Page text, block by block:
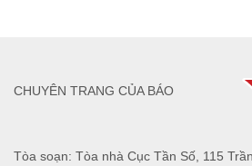
Tòa soạn: Tòa nhà Cục Tần Số, 115
CHUYÊN TRANG CỦA BÁO